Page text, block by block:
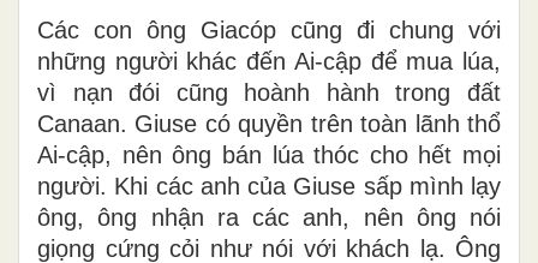
Các con ông Giacóp cũng đi chung với
những người khác đến Ai-cập để mua lúa,
vì nạn đói cũng hoành hành trong đất
Canaan. Giuse có quyền trên toàn lãnh thổ
Ai-cập, nên ông bán lúa thóc cho hết mọi
người. Khi các anh của Giuse sấp mình lạy
ông, ông nhận ra các anh, nên ông nói
giọng cứng cỏi như nói với khách lạ. Ông